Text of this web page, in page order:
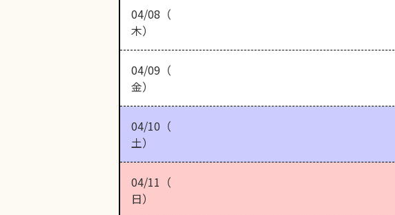
04/08（
木）
04/09（
金）
04/10（
土）
04/11（
日）